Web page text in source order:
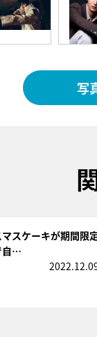
写
スケーキが期間限
自…